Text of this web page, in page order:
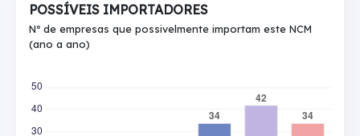
POSSÍVEIS IMPORTADORES
Nº de empresas que possivelmente importam este NCM
(ano a ano)